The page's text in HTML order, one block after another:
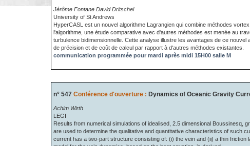
Jérôme Fontane David Dritschel
University of St Andrews
HyperCASL est un nouvel algorithme Lagrangien qui combine méthodes
l'algorithme, une étude comparative avec d'autres méthodes est menée au
turbulence bidimensionnelle. Cette analyse illustre les avantages de ce nouvel
de précision et de coût de calcul par rapport à d'autres méthodes existantes.
communication programmée pour mardi après midi 15H00 salle M
n° 547 Conférence d'ouverture : Dynamics of Oceanic Gravity
Achim Wirth
LEGI
Results from numerical simulations of idealised, 2.5 dimensional Boussinesq,
are used to determine the qualitative and quantitative characteristics of such
current has a two-part structure consisting of: (i) the vein and (ii) a thin friction